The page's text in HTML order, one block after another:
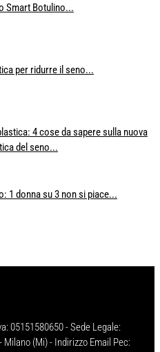
Smart Botulino...
per ridurre il seno...
4 cose da sapere sulla nuova
del seno...
1 donna su 3 non si piace...
05151580650 - Sede Legale:
Milano (Mi) - Indirizzo Email Pec: